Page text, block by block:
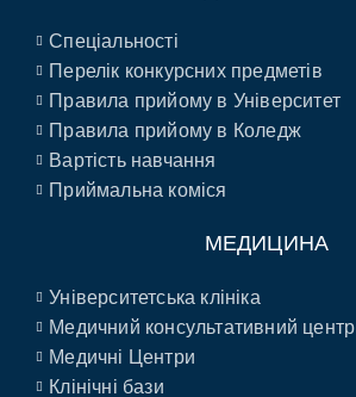
Спеціальності
Перелік конкурсних предметів
Правила прийому в Університет
Правила прийому в Коледж
Вартість навчання
Приймальна коміся
МЕДИЦИНА
Університетська клініка
Медичний консультативний центр
Медичні Центри
Клінічні бази